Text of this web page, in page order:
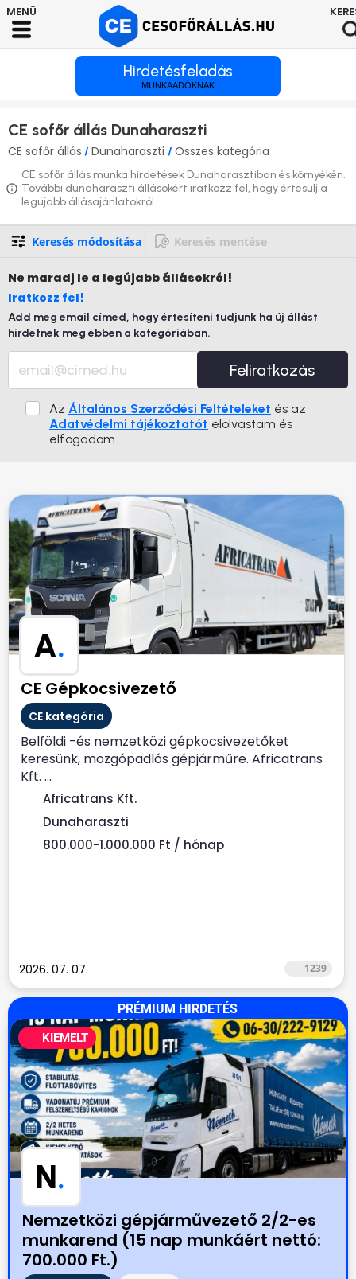
Hirdetésfeladás
MUNKAADÓKNAK
CE sofőr állás Dunaharaszti
CE sofőr állás / Dunaharaszti / Összes kategória
CE sofőr állás munka hirdetések Dunaharasztiban és környékén.
További dunaharaszti állásokért iratkozz fel, hogy értesülj a
legújabb állásajánlatokról.
Keresés módosítása Keresés mentése
Ne maradj le a legújabb állásokról!
Iratkozz fel!
Add meg email címed, hogy értesíteni tudjunk ha új állást
hirdetnek meg ebben a kategóriában.
Feliratkozás
Az Általános Szerződési Feltételeket és az
Adatvédelmi tájékoztatót elolvastam és
elfogadom.
A.
CE Gépkocsivezető
CE kategória
Belföldi -és nemzetközi gépkocsivezetőket
keresünk, mozgópadlós gépjárműre. Africatrans
Kft. ...
Africatrans Kft.
Dunaharaszti
800.000-1.000.000 Ft / hónap
2026. 07. 07. 1239
PRÉMIUM HIRDETÉS
KIEMELT
N.
Nemzetközi gépjárművezető 2/2-es
munkarend (15 nap munkáért nettó:
700.000 Ft.)